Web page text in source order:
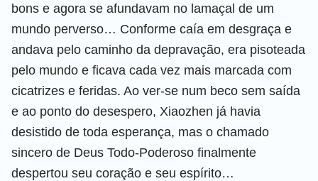
bons e agora se afundavam no lamaçal de um
mundo perverso… Conforme caía em desgraça e
andava pelo caminho da depravação, era pisoteada
pelo mundo e ficava cada vez mais marcada com
cicatrizes e feridas. Ao ver-se num beco sem saída
e ao ponto do desespero, Xiaozhen já havia
desistido de toda esperança, mas o chamado
sincero de Deus Todo-Poderoso finalmente
despertou seu coração e seu espírito…